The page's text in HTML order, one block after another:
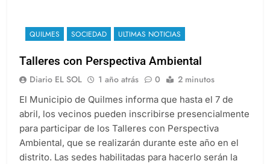
QUILMES SOCIEDAD ULTIMAS NOTICIAS
Talleres con Perspectiva Ambiental
Diario EL SOL 1 año atrás 0 2 minutos
El Municipio de Quilmes informa que hasta el 7 de
abril, los vecinos pueden inscribirse presencialmente
para participar de los Talleres con Perspectiva
Ambiental, que se realizarán durante este año en el
distrito. Las sedes habilitadas para hacerlo serán la